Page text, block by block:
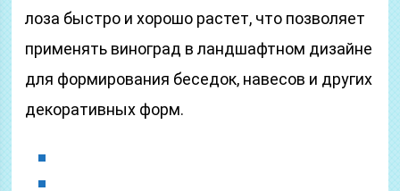
лоза быстро и хорошо растет, что позволяет
применять виноград в ландшафтном дизайне
для формирования беседок, навесов и других
декоративных форм.